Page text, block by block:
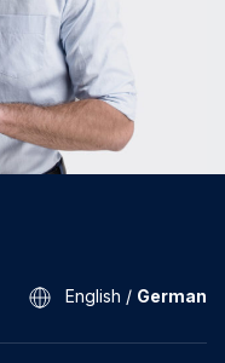
English / German